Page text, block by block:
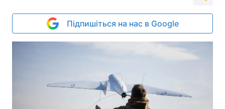
Підпишіться на нас в Google